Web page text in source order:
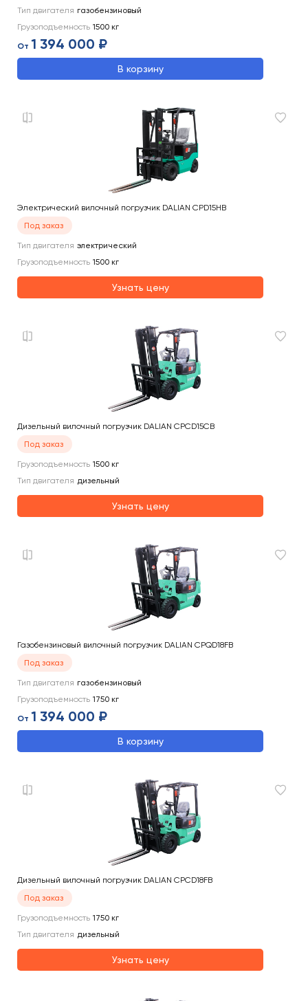
Тип двигателя газобензиновый
Грузоподъемность 1500 кг
От 1 394 000 ₽
В корзину
Электрический вилочный погрузчик DALIAN CPD15HB
Под заказ
Тип двигателя электрический
Грузоподъемность 1500 кг
Узнать цену
Дизельный вилочный погрузчик DALIAN CPCD15CB
Под заказ
Грузоподъемность 1500 кг
Тип двигателя дизельный
Узнать цену
Газобензиновый вилочный погрузчик DALIAN CPQD18FB
Под заказ
Тип двигателя газобензиновый
Грузоподъемность 1750 кг
От 1 394 000 ₽
В корзину
Дизельный вилочный погрузчик DALIAN CPCD18FB
Под заказ
Грузоподъемность 1750 кг
Тип двигателя дизельный
Узнать цену